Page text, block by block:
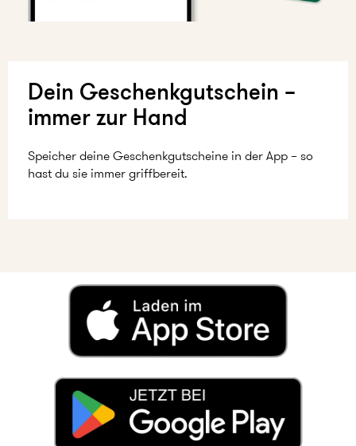
Dein Geschenkgutschein –
immer zur Hand
Speicher deine Geschenkgutscheine in der App – so
hast du sie immer griffbereit.